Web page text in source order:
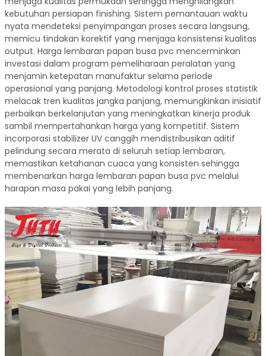
kebutuhan persiapan finishing. Sistem pemantauan waktu
nyata mendeteksi penyimpangan proses secara langsung,
memicu tindakan korektif yang menjaga konsistensi kualitas
output. Harga lembaran papan busa pvc mencerminkan
investasi dalam program pemeliharaan peralatan yang
menjamin ketepatan manufaktur selama periode
operasional yang panjang. Metodologi kontrol proses statistik
melacak tren kualitas jangka panjang, memungkinkan inisiatif
perbaikan berkelanjutan yang meningkatkan kinerja produk
sambil mempertahankan harga yang kompetitif. Sistem
incorporasi stabilizer UV canggih mendistribusikan aditif
pelindung secara merata di seluruh setiap lembaran,
memastikan ketahanan cuaca yang konsisten sehingga
membenarkan harga lembaran papan busa pvc melalui
harapan masa pakai yang lebih panjang.